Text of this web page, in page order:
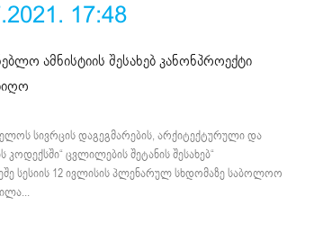
17:48
ამნისტიის შესახებ კანონპროექტი
სივრცის დაგეგმარების, არქიტექტურული და
კოდექსში“ ცვლილების შეტანის შესახებ“
სესიის 12 ივლისის პლენარულ სხდომაზე საბოლოო